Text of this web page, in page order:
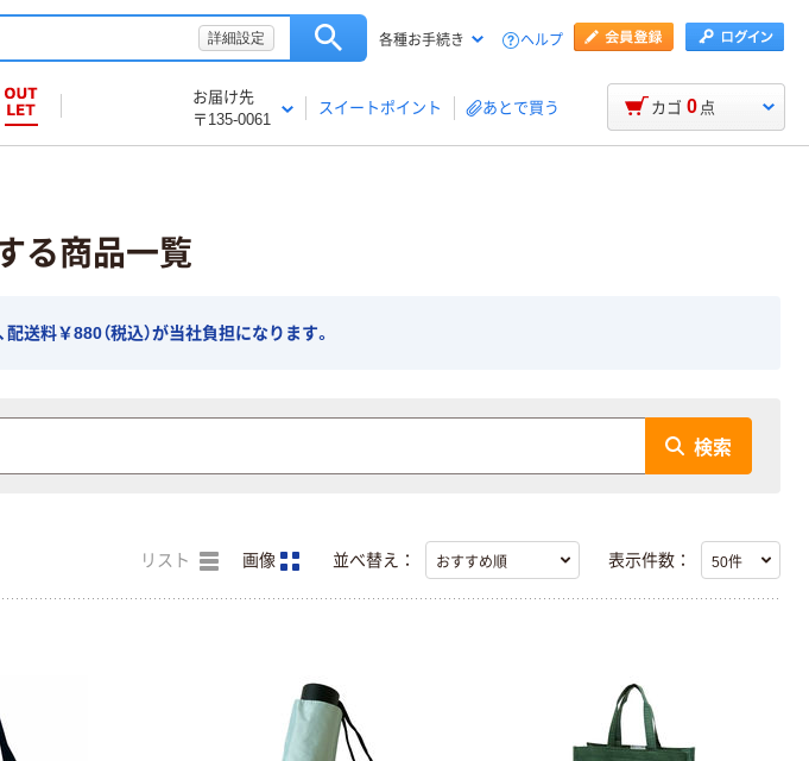
詳細設定 各種お手続き ヘルプ
お届け先
〒135-0061
スイートポイント あとで買う カゴ 0 点
る商品一覧
送料￥880（税込）が当社負担になります。
検索
リスト 画像 並べ替え： 表示件数：